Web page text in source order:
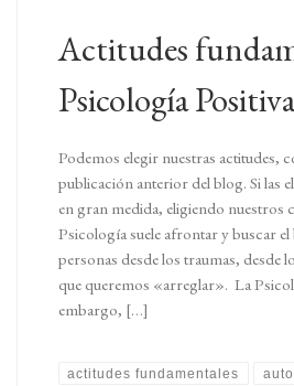
Actitudes
Psicología Positiva
Podemos elegir nuestras actitudes,
publicación anterior del blog. Si las
en gran medida, eligiendo
Psicología suele afrontar y buscar el
personas desde los traumas, desde
que queremos «arreglar». La
embargo, […]
actitudes fundamentales